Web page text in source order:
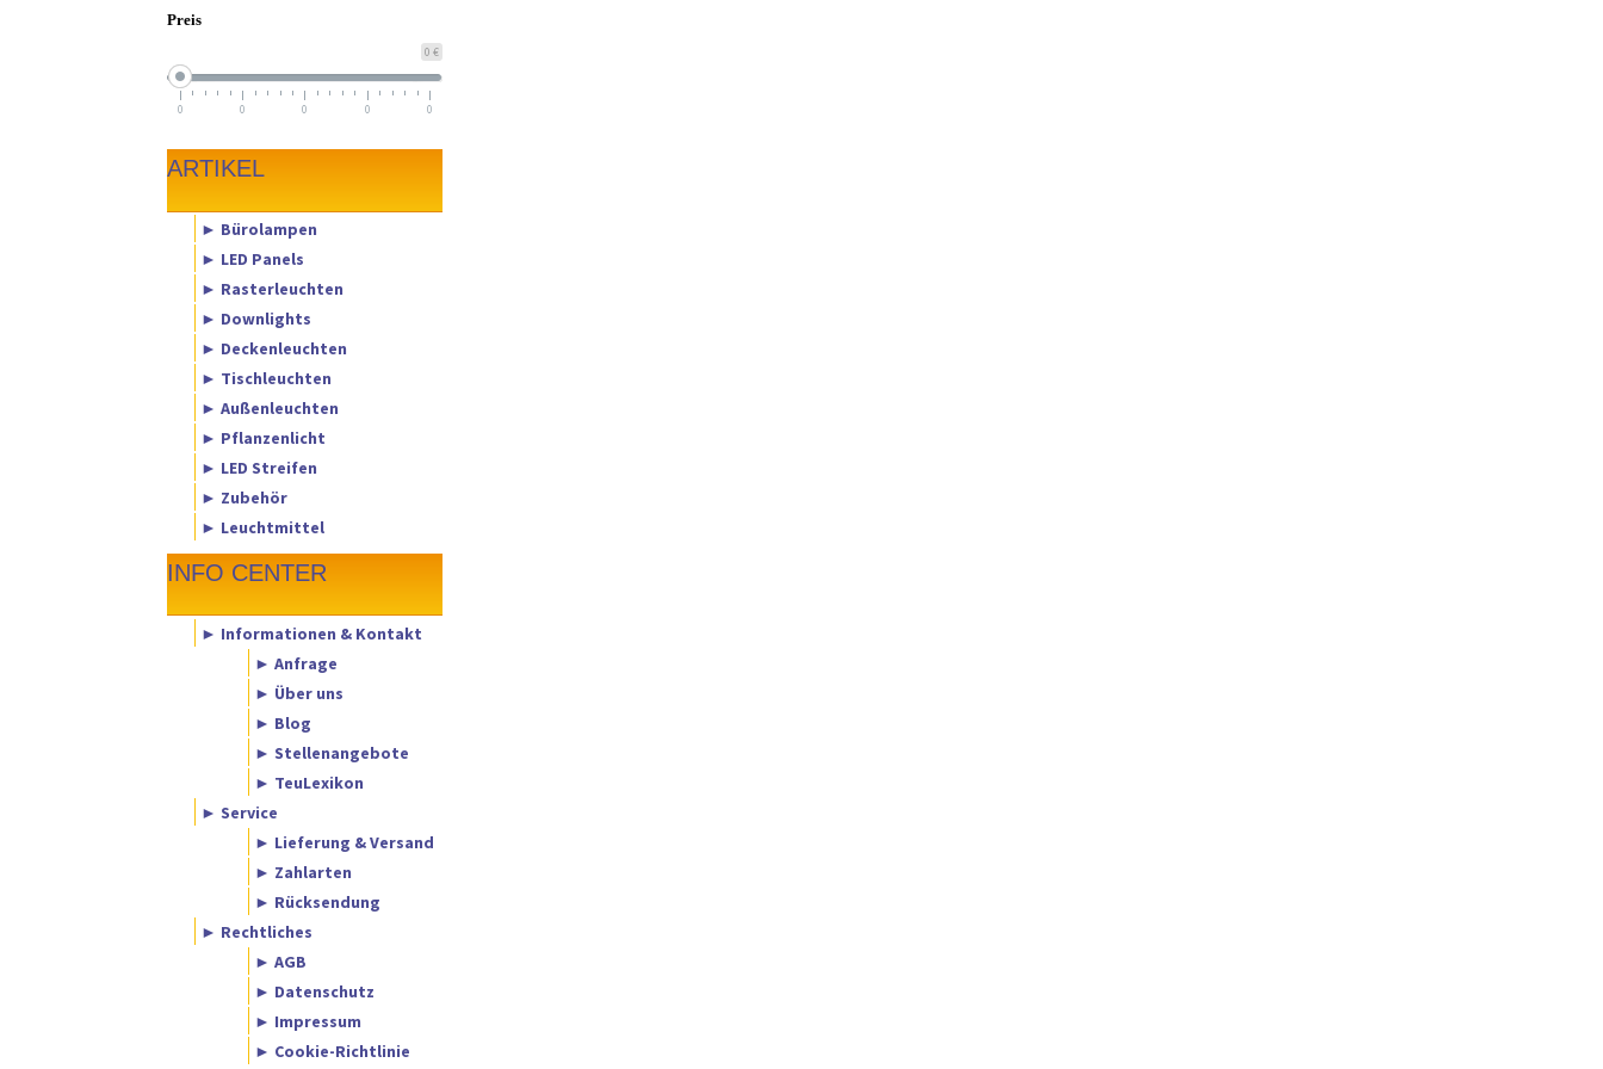
Preis
0 €
0 0 0 0 0
ARTIKEL
► Bürolampen
► LED Panels
► Rasterleuchten
► Downlights
► Deckenleuchten
► Tischleuchten
► Außenleuchten
► Pflanzenlicht
► LED Streifen
► Zubehör
► Leuchtmittel
INFO CENTER
► Informationen & Kontakt
► Anfrage
► Über uns
► Blog
► Stellenangebote
► TeuLexikon
► Service
► Lieferung & Versand
► Zahlarten
► Rücksendung
► Rechtliches
► AGB
► Datenschutz
► Impressum
► Cookie-Richtlinie